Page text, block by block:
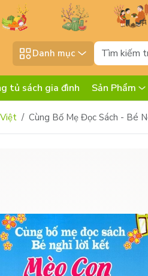
Danh mục
tủ sách gia đình Sản Phẩm
Cùng Bố Mẹ Đọc Sách - Bé